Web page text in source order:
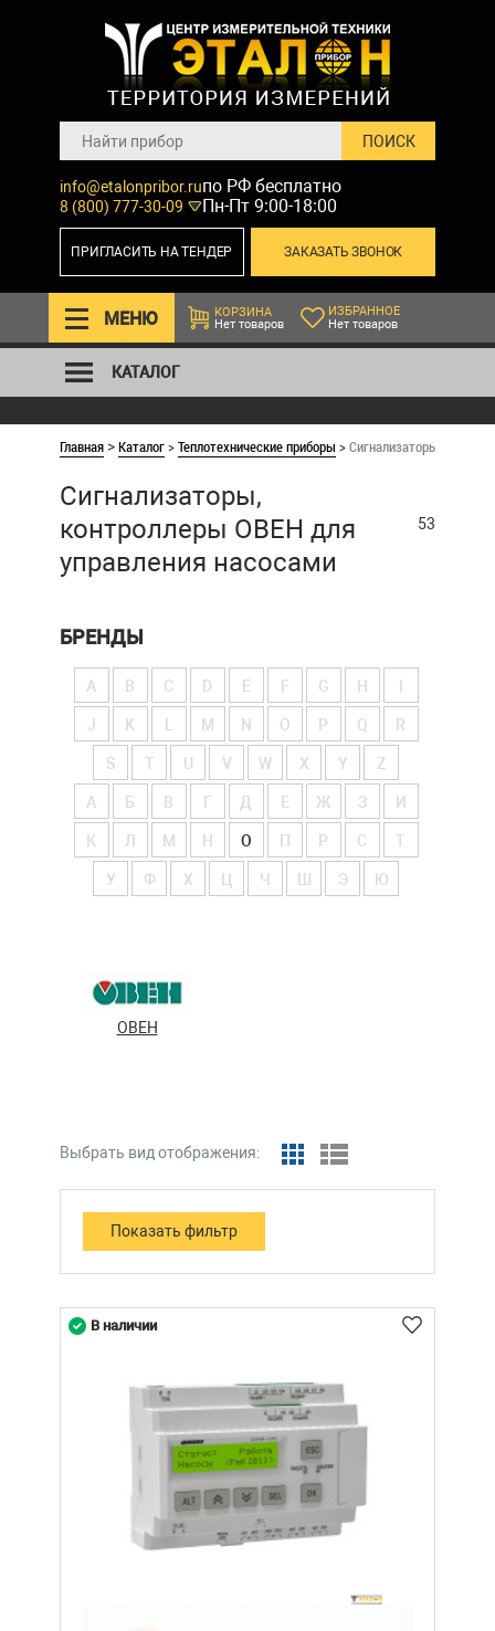
info@etalonpribor.ru
8 (800) 777-30-09
по РФ бесплатно
Пн-Пт 9:00-18:00
ЗАКАЗАТЬ ЗВОНОК
ПРИГЛАСИТЬ НА ТЕНДЕР
МЕНЮ
КОРЗИНА
Нет товаров
ИЗБРАННОЕ
Нет товаров
КАТАЛОГ
Главная >Каталог>Теплотехнические приборы >Сигнализаторы,
Сигнализаторы,
контроллеры ОВЕН для
управления насосами
53
БРЕНДЫ
A B C D E F G H
J K M N O P Q R
S T V W X Y Z
А Б В Г Д Е Ж З И
К Л М Н О П Р С Т
У Ф Х Ч Э Ю
ОВЕН
Выбрать вид отображения:
В наличии